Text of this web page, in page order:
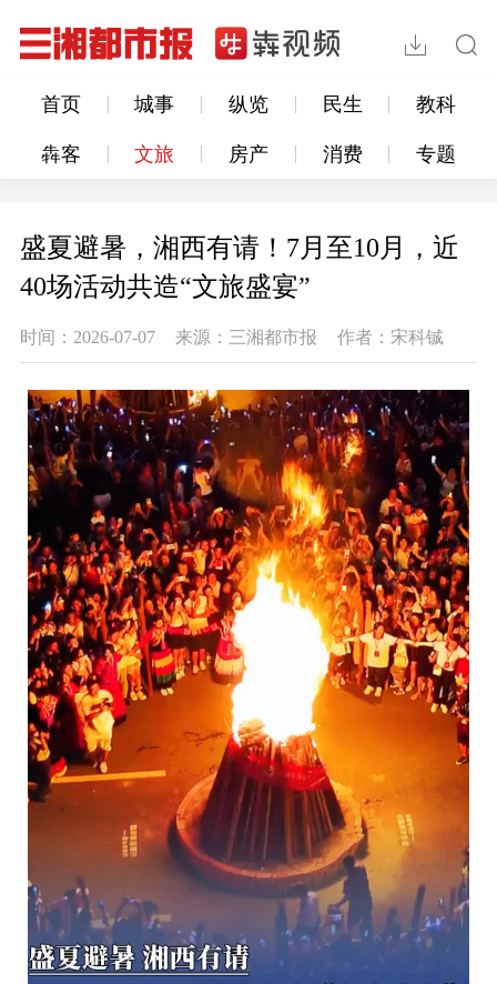
首页 城事 纵览 民生 教科
犇客 文旅 房产 消费 专题
盛夏避暑，湘西有请！7月至10月，近
40场活动共造“文旅盛宴”
时间：2026-07-07 来源：三湘都市报 作者：宋科铖